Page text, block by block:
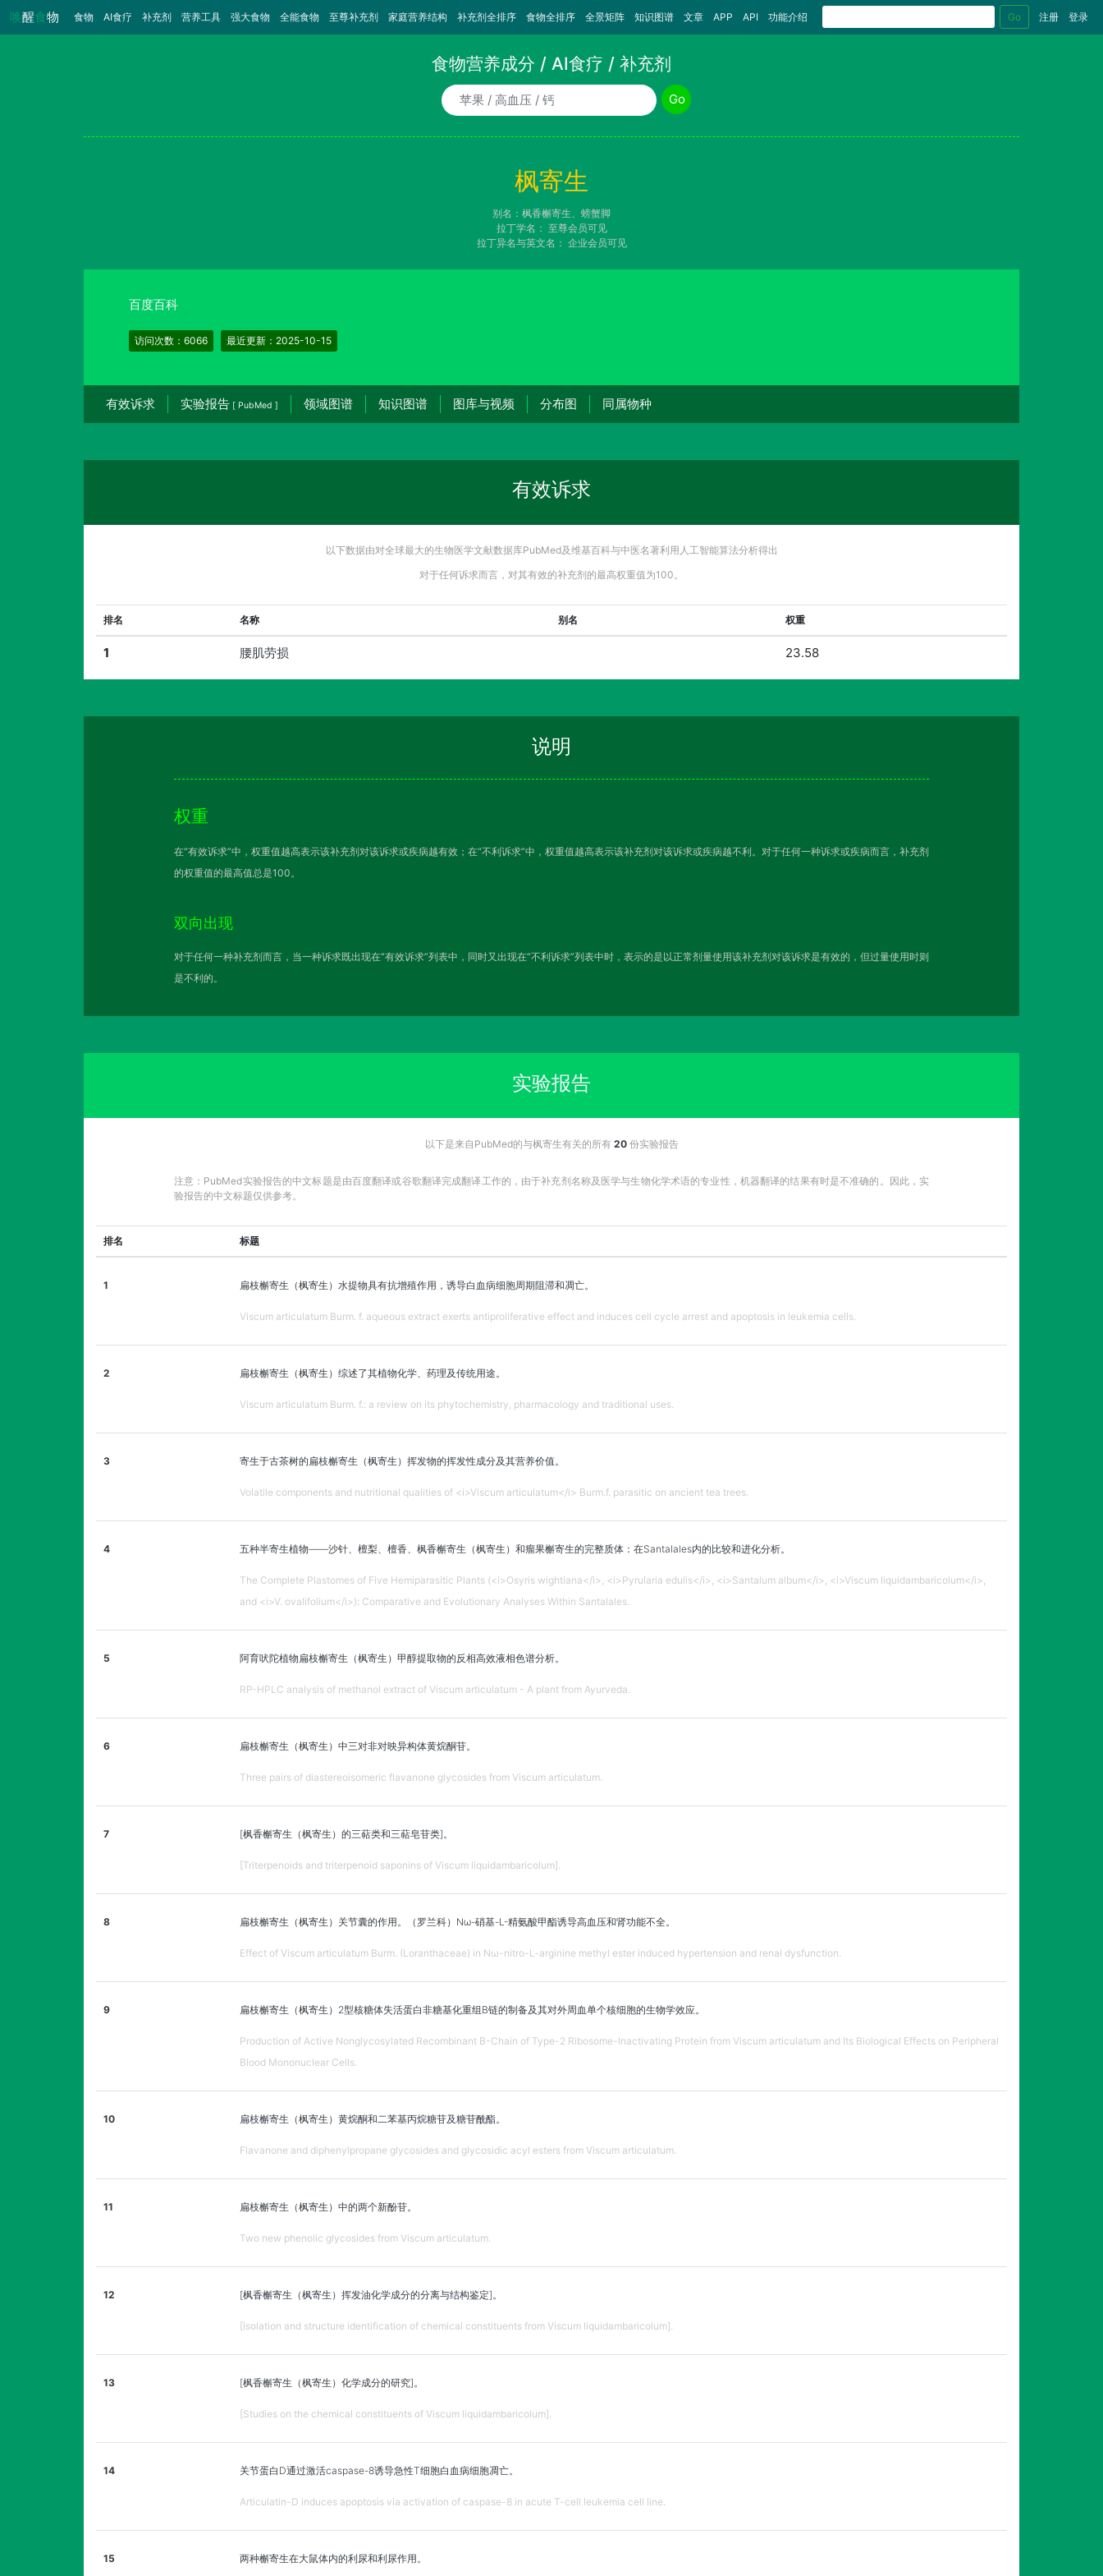
唤醒食物 食物 （当前）
AI食疗 补充剂 营养工具 强大食物 全能食物 至尊补充剂 家庭营养结构 补充剂全排序 食物全排序 全景矩阵 知识图谱 文章 APP API 功能介绍 Go 注册 登录
食物营养成分 / AI食疗 / 补充剂
食物/AI食疗诉求/补充剂名称
Go
枫寄生
别名：枫香槲寄生、螃蟹脚
拉丁学名： 至尊会员可见
拉丁异名与英文名： 企业会员可见
百度百科
访问次数：6066 最近更新：2025-10-15
有效诉求 实验报告 [ PubMed ] 领域图谱 知识图谱 图库与视频 分布图 同属物种
有效诉求
以下数据由对全球最大的生物医学文献数据库PubMed及维基百科与中医名著利用人工智能算法分析得出
对于任何诉求而言，对其有效的补充剂的最高权重值为100。
排名 名称 别名 权重
1 腰肌劳损 23.58
说明
权重
在“有效诉求”中，权重值越高表示该补充剂对该诉求或疾病越有效；在“不利诉求”中，权重值越高表示该补充剂对该诉求或疾病越不利。对于任何一种诉求或疾病而言，补充剂
的权重值的最高值总是100。
双向出现
对于任何一种补充剂而言，当一种诉求既出现在“有效诉求”列表中，同时又出现在“不利诉求”列表中时，表示的是以正常剂量使用该补充剂对该诉求是有效的，但过量使用时则
是不利的。
实验报告
以下是来自PubMed的与枫寄生有关的所有 20份实验报告
注意：PubMed实验报告的中文标题是由百度翻译或谷歌翻译完成翻译工作的，由于补充剂名称及医学与生物化学术语的专业性，机器翻译的结果有时是不准确的。因此，实
验报告的中文标题仅供参考。
排名 标题
1 扁枝槲寄生（枫寄生）水提物具有抗增殖作用，诱导白血病细胞周期阻滞和凋亡。
Viscum articulatum Burm. f. aqueous extract exerts antiproliferative effect and induces cell cycle arrest and apoptosis in leukemia cells.
2 扁枝槲寄生（枫寄生）综述了其植物化学、药理及传统用途。
Viscum articulatum Burm. f.: a review on its phytochemistry, pharmacology and traditional uses.
3 寄生于古茶树的扁枝槲寄生（枫寄生）挥发物的挥发性成分及其营养价值。
Volatile components and nutritional qualities of <i>Viscum articulatum</i> Burm.f. parasitic on ancient tea trees.
4 五种半寄生植物——沙针、檀梨、檀香、枫香槲寄生（枫寄生）和瘤果槲寄生的完整质体：在Santalales内的比较和进化分析。
The Complete Plastomes of Five Hemiparasitic Plants (<i>Osyris wightiana</i>, <i>Pyrularia edulis</i>, <i>Santalum album</i>, <i>Viscum liquidambaricolum</i>,
and <i>V. ovalifolium</i>): Comparative and Evolutionary Analyses Within Santalales.
5 阿育吠陀植物扁枝槲寄生（枫寄生）甲醇提取物的反相高效液相色谱分析。
RP-HPLC analysis of methanol extract of Viscum articulatum - A plant from Ayurveda.
6 扁枝槲寄生（枫寄生）中三对非对映异构体黄烷酮苷。
Three pairs of diastereoisomeric flavanone glycosides from Viscum articulatum.
7 [枫香槲寄生（枫寄生）的三萜类和三萜皂苷类]。
[Triterpenoids and triterpenoid saponins of Viscum liquidambaricolum].
8 扁枝槲寄生（枫寄生）关节囊的作用。（罗兰科）Nω-硝基-L-精氨酸甲酯诱导高血压和肾功能不全。
Effect of Viscum articulatum Burm. (Loranthaceae) in Nω-nitro-L-arginine methyl ester induced hypertension and renal dysfunction.
9 扁枝槲寄生（枫寄生）2型核糖体失活蛋白非糖基化重组B链的制备及其对外周血单个核细胞的生物学效应。
Production of Active Nonglycosylated Recombinant B-Chain of Type-2 Ribosome-Inactivating Protein from Viscum articulatum and Its Biological Effects on Peripheral
Blood Mononuclear Cells.
10 扁枝槲寄生（枫寄生）黄烷酮和二苯基丙烷糖苷及糖苷酰酯。
Flavanone and diphenylpropane glycosides and glycosidic acyl esters from Viscum articulatum.
11 扁枝槲寄生（枫寄生）中的两个新酚苷。
Two new phenolic glycosides from Viscum articulatum.
12 [枫香槲寄生（枫寄生）挥发油化学成分的分离与结构鉴定]。
[Isolation and structure identification of chemical constituents from Viscum liquidambaricolum].
13 [枫香槲寄生（枫寄生）化学成分的研究]。
[Studies on the chemical constituents of Viscum liquidambaricolum].
14 关节蛋白D通过激活caspase-8诱导急性T细胞白血病细胞凋亡。
Articulatin-D induces apoptosis via activation of caspase-8 in acute T-cell leukemia cell line.
15 两种槲寄生在大鼠体内的利尿和利尿作用。